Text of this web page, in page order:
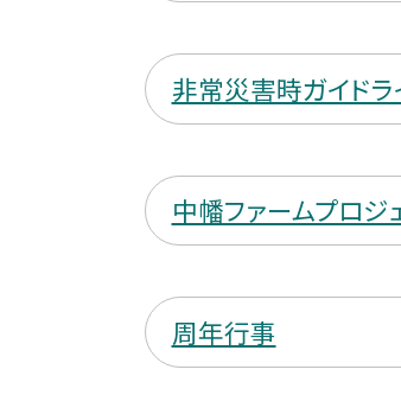
非常災害時ガイドラ
中幡ファームプロジ
周年行事